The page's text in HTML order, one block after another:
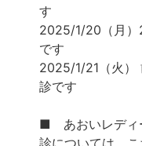
す
2025/1/20（月
です
2025/1/21（火
診です
■ あおいレディ
診については、